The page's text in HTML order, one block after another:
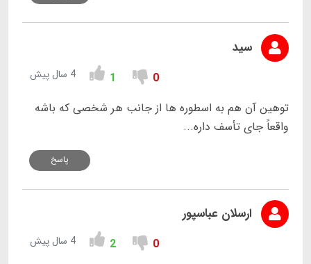
سید
0
1 4 سال پیش
توهین آن هم به اسطوره ها از جانب هر شخصی که باشه
واقعاً جای تأسف داره...
پاسخ
ارسلان عباسپور
0
2 4 سال پیش